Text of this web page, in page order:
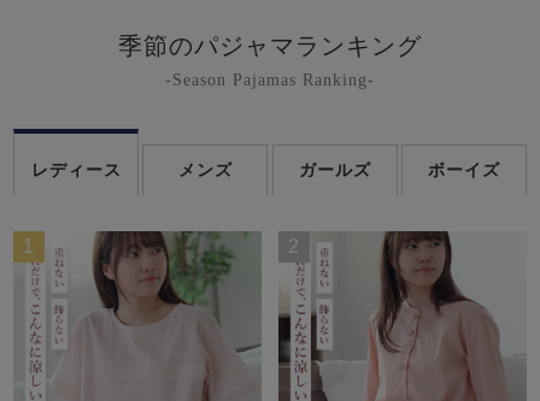
春 夏 秋 冬
すべてのキッ
ガールズ前開
き
ガールズかぶ
ボーイズ長袖
季節のパジャマランキング
-Season Pajamas Ranking-
レディース メンズ ガールズ ボーイズ
1 2